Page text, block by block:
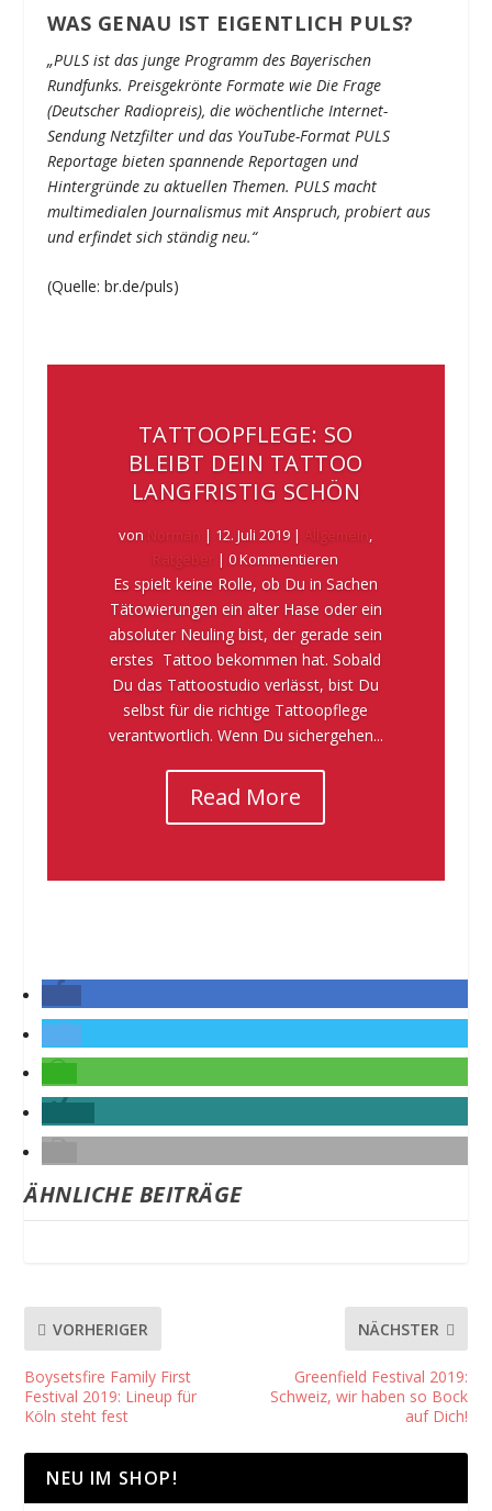
WAS GENAU IST EIGENTLICH PULS?
„PULS ist das junge Programm des Bayerischen
Rundfunks. Preisgekrönte Formate wie Die Frage
(Deutscher Radiopreis), die wöchentliche Internet-
Sendung Netzfilter und das YouTube-Format PULS
Reportage bieten spannende Reportagen und
Hintergründe zu aktuellen Themen. PULS macht
multimedialen Journalismus mit Anspruch, probiert aus
und erfindet sich ständig neu.“
(Quelle: br.de/puls)
TATTOOPFLEGE: SO
BLEIBT DEIN TATTOO
LANGFRISTIG SCHÖN
von Norman | 12. Juli 2019 | Allgemein ,
Ratgeber
| 0 Kommentieren
Es spielt keine Rolle, ob Du in Sachen
Tätowierungen ein alter Hase oder ein
absoluter Neuling bist, der gerade sein
erstes Tattoo bekommen hat. Sobald
Du das Tattoostudio verlässt, bist Du
selbst für die richtige Tattoopflege
verantwortlich. Wenn Du sichergehen...
Read More
ÄHNLICHE BEITRÄGE
VORHERIGER
Boysetsfire Family First
Festival 2019: Lineup für
Köln steht fest
NÄCHSTER
Greenfield Festival 2019:
Schweiz, wir haben so Bock
auf Dich!
NEU IM SHOP!